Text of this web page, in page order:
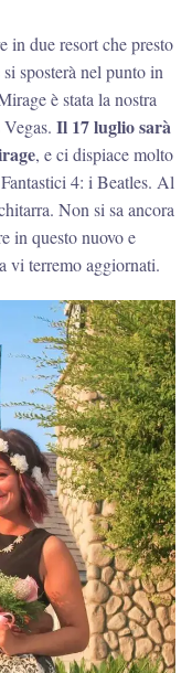
in due resort che presto
sposterà nel punto in
è stata la nostra
Il 17 luglio sarà
, e ci dispiace molto
4: i Beatles. Al
Non si sa ancora
in questo nuovo e
vi terremo aggiornati.